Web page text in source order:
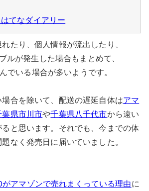
てなダイアリー
たり、個人情報が流出したり、
ルが発生した場合もまとめて、
でいる場合が多いようです。
合を除いて、配送の遅延自体はアマ
県市川市や千葉県八千代市から遠い
と思います。それでも、今までの体
なく発売日に届いていました。
アマゾンで売れまくっている理由に